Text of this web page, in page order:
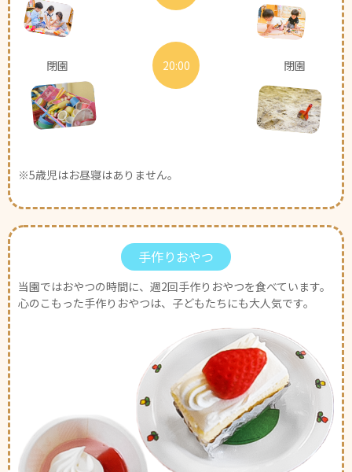
閉園 閉園
20:00
※5歳児はお昼寝はありません。
手作りおやつ
当園ではおやつの時間に、週2回手作りおやつを食べています。
心のこもった手作りおやつは、子どもたちにも大人気です。